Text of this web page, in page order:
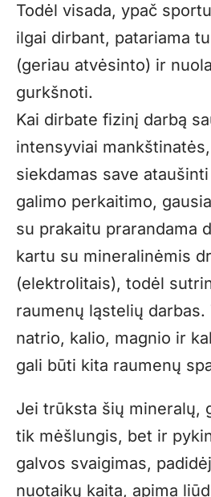
Todėl visada, ypač
ilgai dirbant, patariama
(geriau atvėsinto) ir
gurkšnoti.
Kai dirbate fizinį darbą
intensyviai
siekdamas save
galimo perkaitimo,
su prakaitu prarandama
kartu su mineralinėmis
(elektrolitais), todėl
raumenų ląstelių darbas.
natrio, kalio, magnio ir
gali būti kita raumenų
Jei trūksta šių mineralų,
tik mėšlungis, bet ir
galvos svaigimas,
nuotaikų kaita, apima